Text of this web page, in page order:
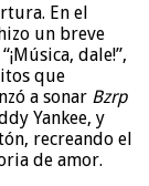
En el
un breve
dale!”,
que
a sonar Bzrp
Yankee, y
recreando el
de amor.